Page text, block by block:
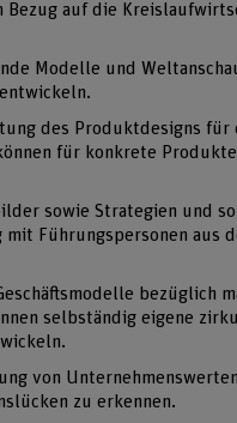
Bezug auf die
Modelle und
des Produktdesigns
für konkrete
sowie Strategien und
Führungspersonen aus
bezüglich
selbständig eigene
von
zu erkennen.